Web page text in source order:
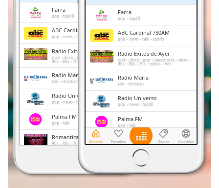
Playback
Chapters
Chapters
Descriptions
descriptions
off,
selected
subtitles
settings,
Farra
pop top40
ABC Cardinal 730AM
pop news talk sports
Radio Exitos de Ayer
rock disco pop classic rock retro
90s 80s 70s oldies hits
Radio Maria
talk christian
Radio Universo
pop news top40
Palma FM
pop talk
Romanticas Del Ayer Radio
90s 80s 70s oldies latin
adult contemporary
top40
Farra
pop top40
ABC Cardinal 730AM
pop news talk sports
Radio Exitos de Ayer
rock disco pop classic rock retro
90s 80s 70s oldies hits
Radio Maria
talk christian
Radio Universo
pop news top40
Palma FM
pop talk
Romanticas Del Ayer Radio
90s 80s 70s oldies latin
adult contemporary
Del Este